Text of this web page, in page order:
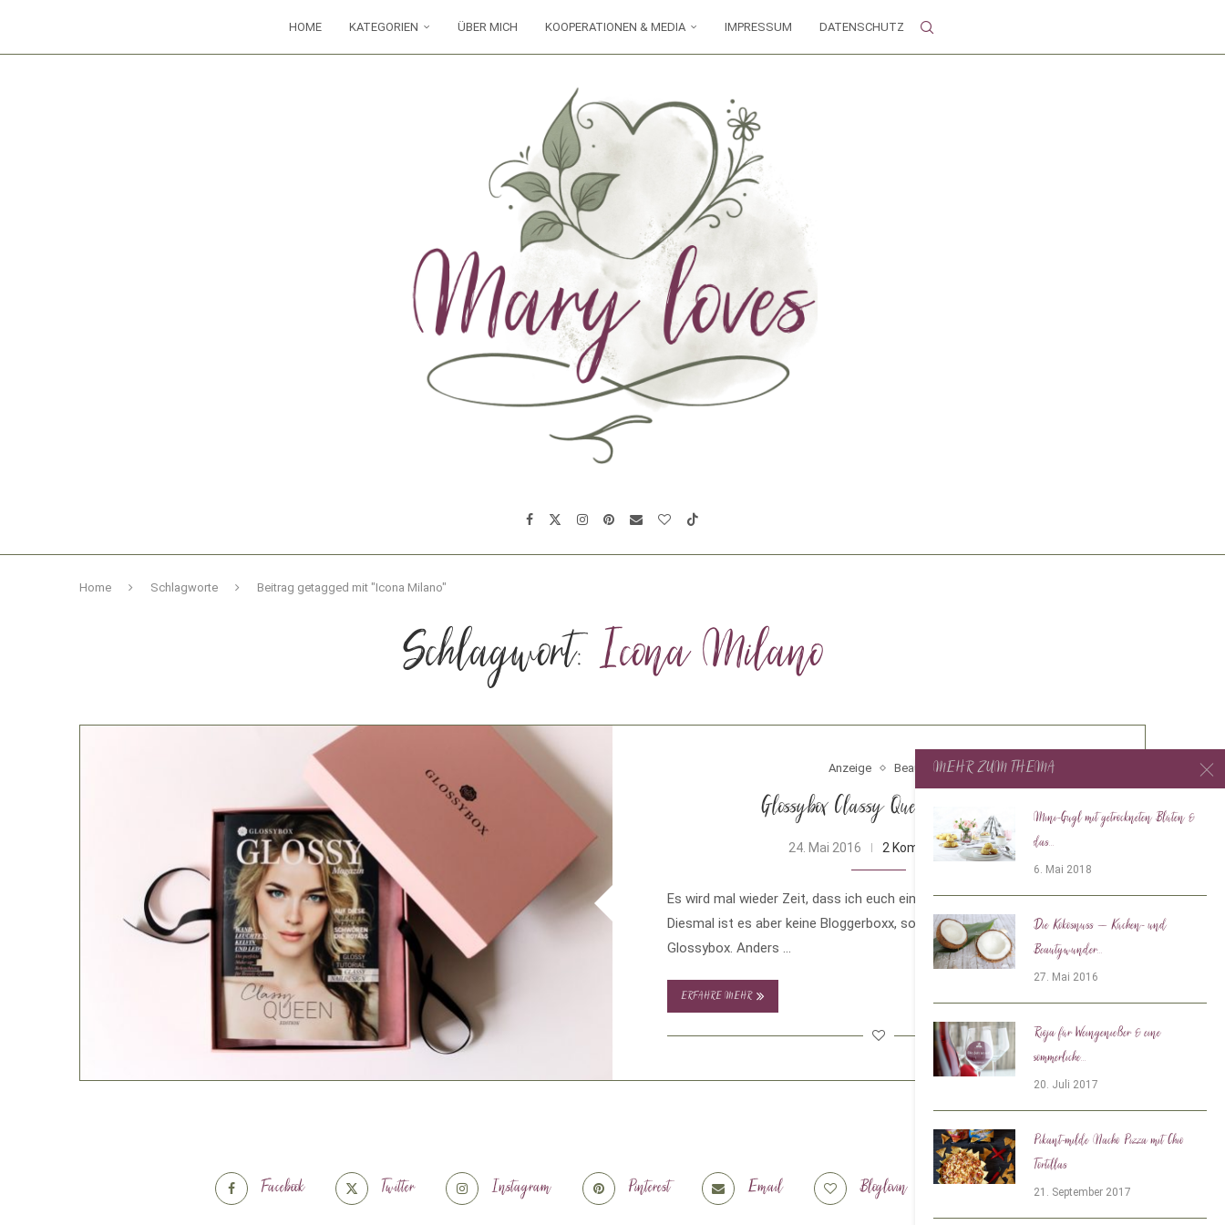
HOME KATEGORIEN ÜBER MICH KOOPERATIONEN & MEDIA IMPRESSUM DATENSCHUTZ
Home Schlagworte Beitrag getagged mit "Icona Milano"
Schlagwort:Icona Milano
Anzeige Beauty
Glossybox Classy Queen Edition
24. Mai 2016 2 Kommentare
Es wird mal wieder Zeit, dass ich euch eine Beauty-Box vorstelle.
Diesmal ist es aber keine Bloggerboxx, sondern meine allererste
Glossybox. Anders …
ERFAHRE MEHR
Facebook Twitter Instagram Pinterest Email Bloglovin Tiktok
MEHR ZUM THEMA
Mini-Gugl mit getrockneten Blüten &
das...
6. Mai 2018
Die Kokosnuss – Küchen- und
Beautywunder...
27. Mai 2016
Rioja für Weingenießer & eine
sommerliche...
20. Juli 2017
Pikant-milde Nacho Pizza mit Chio
Tortillas
21. September 2017